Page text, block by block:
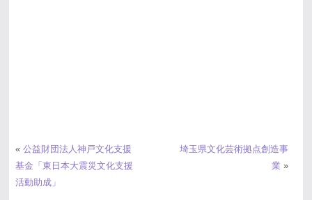
« 公益財団法人神戸文化支援
基金「東日本大震災文化支援
活動助成」
埼玉県文化芸術拠点創造事
業 »